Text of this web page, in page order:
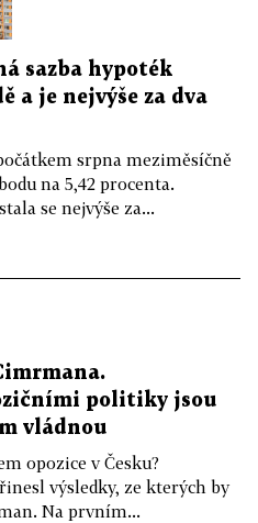
sazba hypoték
a je nejvýše za dva
srpna meziměsíčně
na 5,42 procenta.
se nejvýše za...
politiky jsou
vládnou
opozice v Česku?
výsledky, ze kterých by
Na prvním...